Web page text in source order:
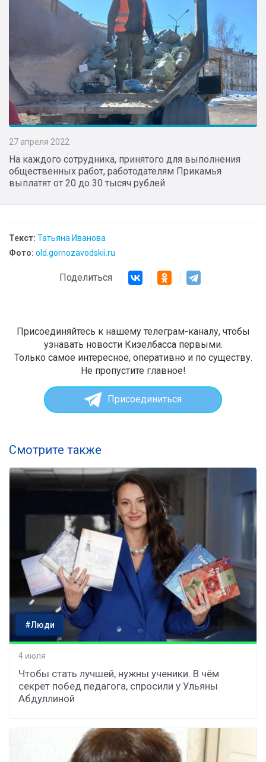
27 апреля 2022
На каждого сотрудника, принятого для выполнения
общественных работ, работодателям Прикамья
выплатят от 20 до 30 тысяч рублей
Текст: Татьяна Иванова
Фото: old.gornozavodskii.ru
Поделиться
Присоединяйтесь к нашему телеграм-каналу, чтобы
узнавать новости Кизелбасса первыми.
Только самое интересное, оперативно и по существу.
Не пропустите главное!
Присоединиться
Смотрите также
#Люди
4 июля
Чтобы стать лучшей, нужны ученики. В чём
секрет побед педагога, спросили у Ульяны
Абдуллиной